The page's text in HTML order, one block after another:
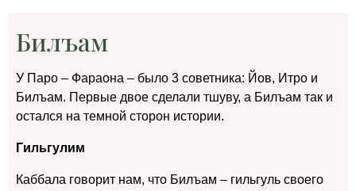
Билъам
У Паро – Фараона – было 3 советника: Йов, Итро и
Билъам. Первые двое сделали тшуву, а Билъам так и
остался на темной сторон истории.
Гильгулим
Каббала говорит нам, что Билъам – гильгуль своего